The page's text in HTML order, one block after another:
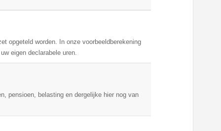
opgeteld worden. In onze voorbeeldberekening
eigen declarabele uren.
pensioen, belasting en dergelijke hier nog van